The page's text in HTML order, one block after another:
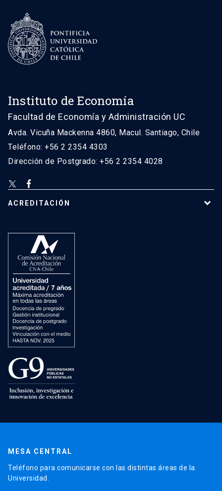
Instituto de Economía
Facultad de Economía y Administración UC
Avda. Vicuña Mackenna 4860, Macul. Santiago, Chile
Teléfono: +56 2 2354 4303
Dirección de Postgrado: +56 2 2354 4028
ACREDITACIÓN
MESA CENTRAL
Teléfono para comunicarse con las distintas áreas de la
Universidad.